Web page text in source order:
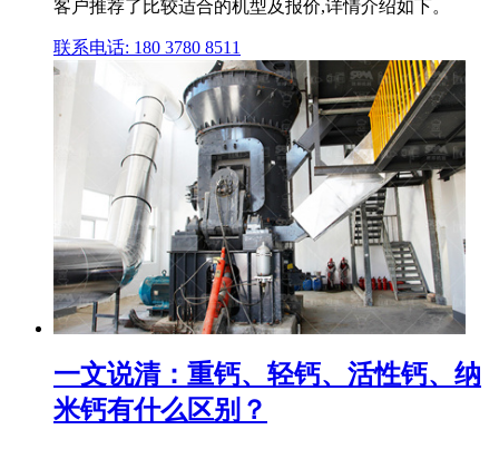
客户推荐了比较适合的机型及报价,详情介绍如下。
联系电话: 180 3780 8511
一文说清：重钙、轻钙、活性钙、纳
米钙有什么区别？